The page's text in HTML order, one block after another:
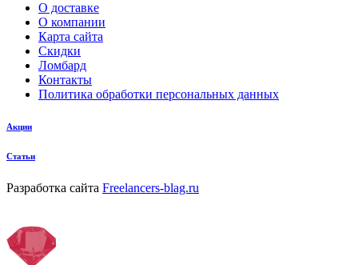
О доставке
О компании
Карта сайта
Скидки
Ломбард
Контакты
Политика обработки персональных данных
Акции
Статьи
Разработка сайта Freelancers-blag.ru